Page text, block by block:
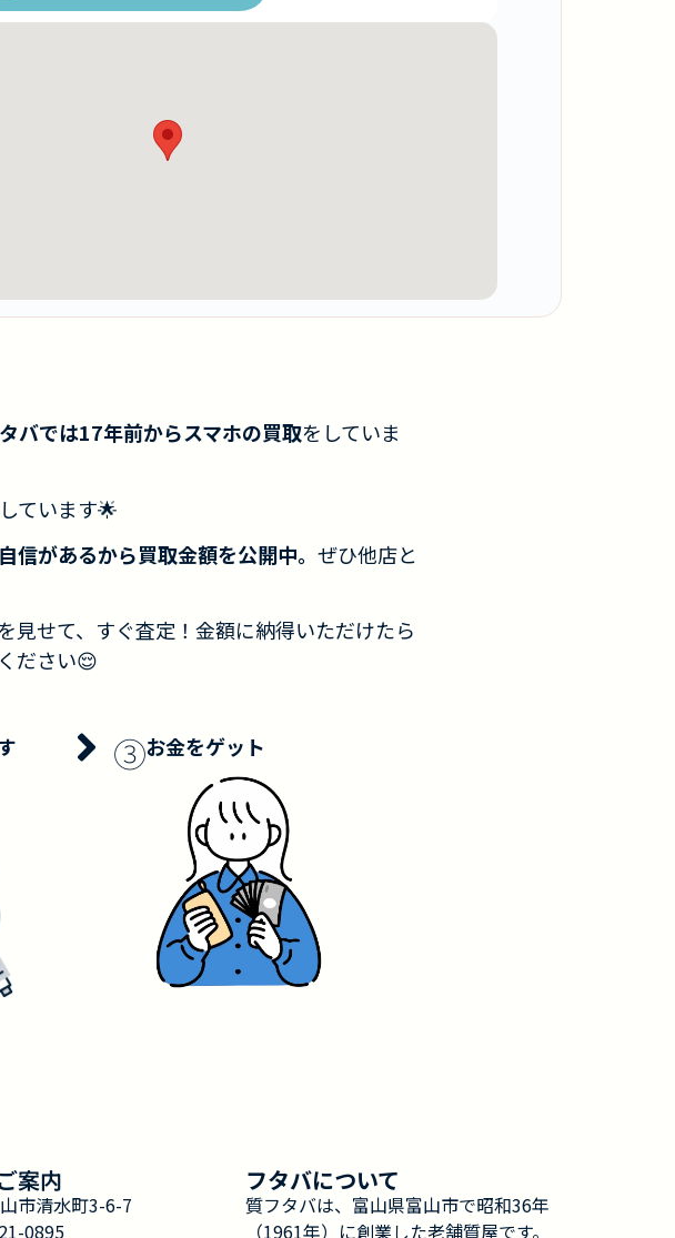
バでは17年前からスマホの買取をしていま
ています🌟
自信があるから買取金額を公開中。 ぜひ他店と
見せて、すぐ査定！金額に納得いただけたら
ださい😌
③お金をゲット
案内
市清水町3-6-7
0895
フタバについて
質フタバは、富山県富山市で昭和36年
（1961年）に創業した老舗質屋です。